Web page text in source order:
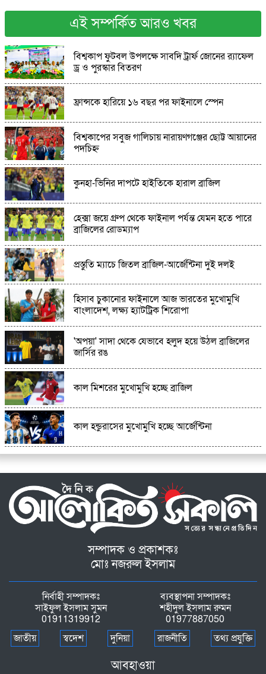
চকরিয়ায় বিশ্বাসভঙ্গ ও অর্থ আত্মসাতের মামলায়
মানিক কারাগারে
আত্রাইয়ে ট্রাক্টর চুরি
লালপুরে দুর্ধর্ষ ছিনতাই: দুই আসামি গ্রেপ্তার, উদ্ধার
লুণ্ঠিত টাকা
কান্দিপাড়ায় আনন্দ মিছিল: জে এল–১৪৩ নং মৌজায়
উপজেলা সদর চূড়ান্ত
হালুয়াঘাট-ধোবাউড়ায় বিকেএসপির নতুন শাখার
সম্ভাবনা: সরেজমিনে যুব ও ক্রীড়া সচিবের পরিদর্শন
অষ্টগ্রামে পুলিশের অভিযানে ৪ কেজি গাঁজা সহ ২ জন
মাদক কারবারি আটক
শেরপুরের শ্রীবরদীতে বৃদ্ধের ঝুলন্ত মরদেহ উদ্ধার:
এই সম্পর্কিত আরও খবর
বিশ্বকাপ ফুটবল উপলক্ষে সাবদি ট্রার্ফ জোনের র‍্যাফেল
ড্র ও পুরস্কার বিতরণ
ফ্রান্সকে হারিয়ে ১৬ বছর পর ফাইনালে স্পেন
বিশ্বকাপের সবুজ গালিচায় নারায়ণগঞ্জের ছোট্ট আয়ানের
পদচিহ্ন
কুনহা-ভিনির দাপটে হাইতিকে হারাল ব্রাজিল
হেক্সা জয়ে গ্রুপ থেকে ফাইনাল পর্যন্ত যেমন হতে পারে
ব্রাজিলের রোডম্যাপ
প্রস্তুতি ম্যাচে জিতল ব্রাজিল-আর্জেন্টিনা দুই দলই
হিসাব চুকানোর ফাইনালে আজ ভারতের মুখোমুখি
বাংলাদেশ, লক্ষ্য হ্যাটট্রিক শিরোপা
'অপয়া' সাদা থেকে যেভাবে হলুদ হয়ে উঠল ব্রাজিলের
জার্সির রঙ
কাল মিশরের মুখোমুখি হচ্ছে ব্রাজিল
কাল হন্ডুরাসের মুখোমুখি হচ্ছে আর্জেন্টিনা
সম্পাদক ও প্রকাশকঃ
মোঃ নজরুল ইসলাম
নির্বাহী সম্পাদকঃ
সাইফুল ইসলাম সুমন
01911319912
ব্যবস্থাপনা সম্পাদকঃ
শহীদুল ইসলাম রুমন
01977887050
জাতীয়
স্বদেশ দুনিয়া রাজনীতি তথ্য প্রযুক্তি
আবহাওয়া